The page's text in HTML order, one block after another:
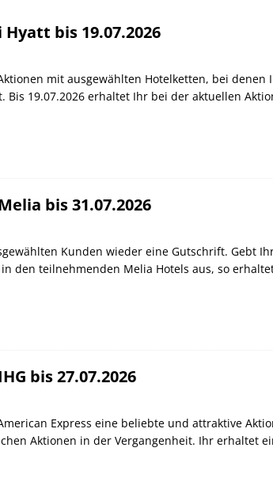
bis 19.07.2026
mit ausgewählten Hotelketten, bei denen
19.07.2026 erhaltet Ihr bei der aktuellen
bis 31.07.2026
Kunden wieder eine Gutschrift. Gebt
den teilnehmenden Melia Hotels aus, so
bis 27.07.2026
Express eine beliebte und attraktive
Aktionen in der Vergangenheit. Ihr erhaltet